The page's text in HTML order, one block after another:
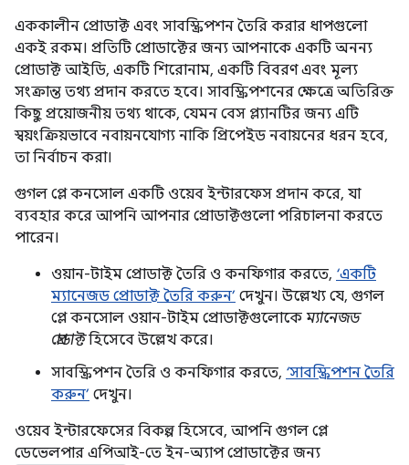
এককালীন প্রোডাক্ট এবং সাবস্ক্রিপশন তৈরি করার ধাপগুলো
একই রকম। প্রতিটি প্রোডাক্টের জন্য আপনাকে একটি অনন্য
প্রোডাক্ট আইডি, একটি শিরোনাম, একটি বিবরণ এবং মূল্য
সংক্রান্ত তথ্য প্রদান করতে হবে। সাবস্ক্রিপশনের ক্ষেত্রে অতিরিক্ত
কিছু প্রয়োজনীয় তথ্য থাকে, যেমন বেস প্ল্যানটির জন্য এটি
স্বয়ংক্রিয়ভাবে নবায়নযোগ্য নাকি প্রিপেইড নবায়নের ধরন হবে,
তা নির্বাচন করা।
গুগল প্লে কনসোল একটি ওয়েব ইন্টারফেস প্রদান করে, যা
ব্যবহার করে আপনি আপনার প্রোডাক্টগুলো পরিচালনা করতে
পারেন।
ওয়ান-টাইম প্রোডাক্ট তৈরি ও কনফিগার করতে, ‘একটি
ম্যানেজড প্রোডাক্ট তৈরি করুন’ দেখুন। উল্লেখ্য যে, গুগল
প্লে কনসোল ওয়ান-টাইম প্রোডাক্টগুলোকে ম্যানেজড
প্রোডাক্টহিসেবে উল্লেখ করে।
সাবস্ক্রিপশন তৈরি ও কনফিগার করতে, ‘সাবস্ক্রিপশন তৈরি
করুন’ দেখুন।
ওয়েব ইন্টারফেসের বিকল্প হিসেবে, আপনি গুগল প্লে
ডেভেলপার এপিআই-তে ইন-অ্যাপ প্রোডাক্টের জন্য